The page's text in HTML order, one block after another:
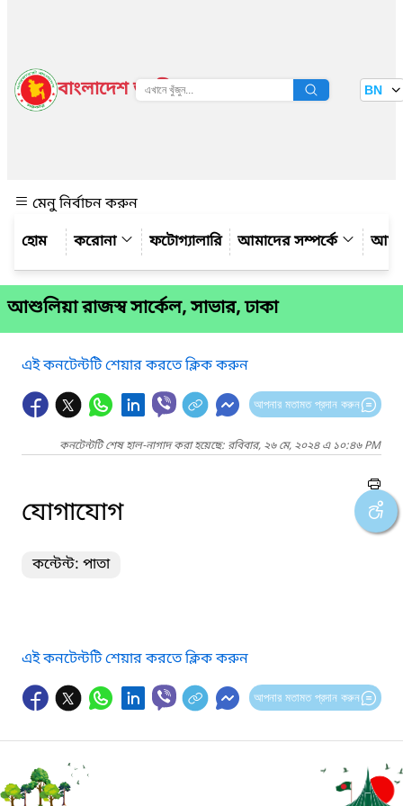
বাংলাদেশ জাতীয় তথ্য বাতায়ন BN
মেনু নির্বাচন করুন
করোনা
ফটোগ্যালারি আমাদের সম্পর্কে
আশুলিয়া রাজস্ব সার্কেল, সাভার, ঢাকা
এই কনটেন্টটি শেয়ার করতে ক্লিক করুন
আপনার মতামত প্রদান করুন
কনটেন্টটি শেষ হাল-নাগাদ করা হয়েছে: রবিবার, ২৬ মে, ২০২৪ এ ১০:৪৬ PM
যোগাযোগ
কন্টেন্ট: পাতা
এই কনটেন্টটি শেয়ার করতে ক্লিক করুন
আপনার মতামত প্রদান করুন